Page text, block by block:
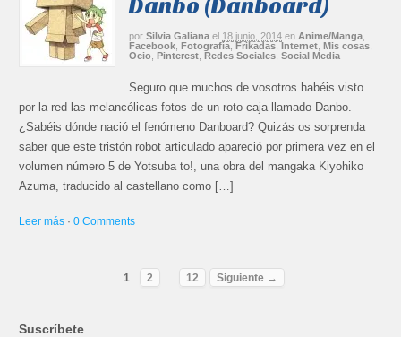
Danbo (Danboard)
por Silvia Galiana el 18 junio, 2014 en Anime/Manga
Facebook ,Fotografía,Frikadas,Internet ,Mis cosas
Ocio ,Pinterest ,Redes Sociales ,Social Media
Seguro que muchos de vosotros habéis visto
por la red las melancólicas fotos de un roto-caja llamado Danbo.
¿Sabéis dónde nació el fenómeno Danboard? Quizás os sorprenda
saber que este tristón robot articulado apareció por primera vez en el
volumen número 5 de Yotsuba to!, una obra del mangaka Kiyohiko
Azuma, traducido al castellano como […]
Leer más ·0 Comments
1 2 12 Siguiente →
Suscríbete